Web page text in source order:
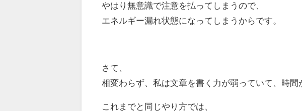
やはり無意識で注意を払ってしまうので、
エネルギー漏れ状態になってしまうからです。
さて、
相変わらず、私は文章を書く力が弱っていて、時間
これまでと同じやり方では、